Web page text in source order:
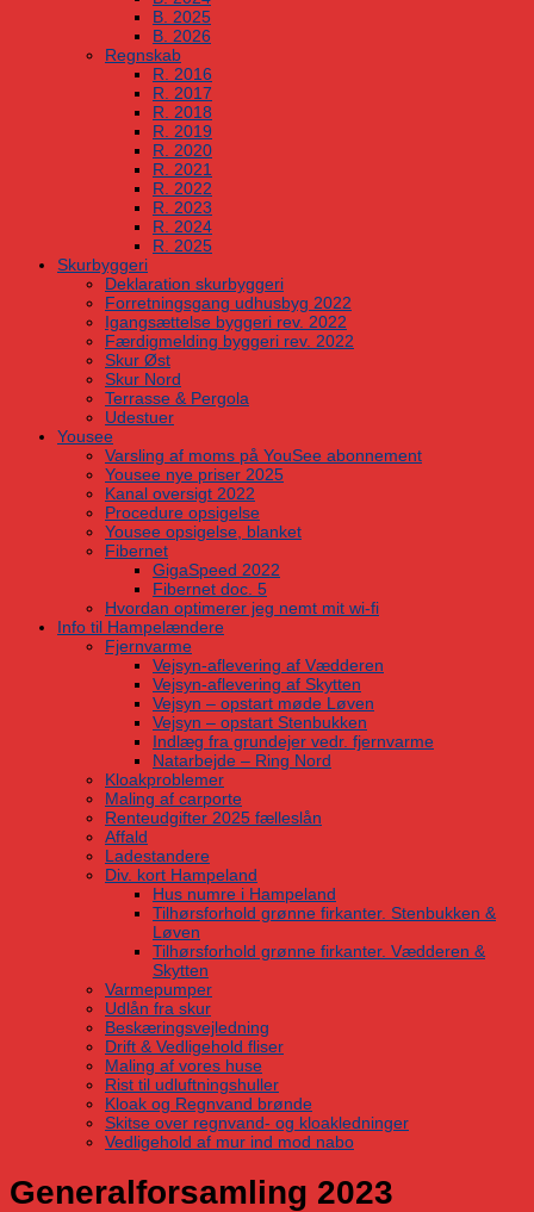
B. 2025
B. 2026
Regnskab
R. 2016
R. 2017
R. 2018
R. 2019
R. 2020
R. 2021
R. 2022
R. 2023
R. 2024
R. 2025
Skurbyggeri
Deklaration skurbyggeri
Forretningsgang udhusbyg 2022
Igangsættelse byggeri rev. 2022
Færdigmelding byggeri rev. 2022
Skur Øst
Skur Nord
Terrasse & Pergola
Udestuer
Yousee
Varsling af moms på YouSee abonnement
Yousee nye priser 2025
Kanal oversigt 2022
Procedure opsigelse
Yousee opsigelse, blanket
Fibernet
GigaSpeed 2022
Fibernet doc. 5
Hvordan optimerer jeg nemt mit wi-fi
Info til Hampelændere
Fjernvarme
Vejsyn-aflevering af Vædderen
Vejsyn-aflevering af Skytten
Vejsyn – opstart møde Løven
Vejsyn – opstart Stenbukken
Indlæg fra grundejer vedr. fjernvarme
Natarbejde – Ring Nord
Kloakproblemer
Maling af carporte
Renteudgifter 2025 fælleslån
Affald
Ladestandere
Div. kort Hampeland
Hus numre i Hampeland
Tilhørsforhold grønne firkanter. Stenbukken &
Løven
Tilhørsforhold grønne firkanter. Vædderen &
Skytten
Varmepumper
Udlån fra skur
Beskæringsvejledning
Drift & Vedligehold fliser
Maling af vores huse
Rist til udluftningshuller
Kloak og Regnvand brønde
Skitse over regnvand- og kloakledninger
Vedligehold af mur ind mod nabo
Generalforsamling 2023